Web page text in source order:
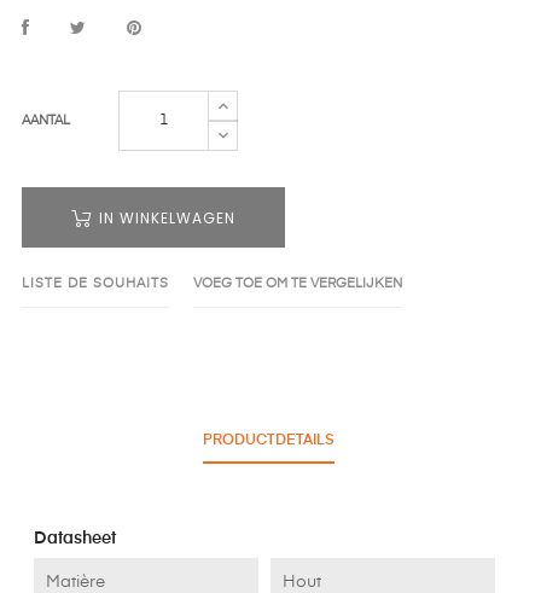
AANTAL
IN WINKELWAGEN
LISTE DE SOUHAITS VOEG TOE OM TE VERGELIJKEN
PRODUCTDETAILS
Datasheet
Matière Hout